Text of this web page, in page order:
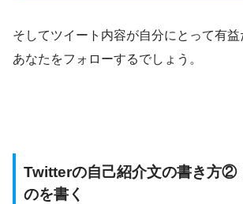
そしてツイート内容が自分にとって有益
あなたをフォローするでしょう。
Twitterの自己紹介文の書き方②
のを書く